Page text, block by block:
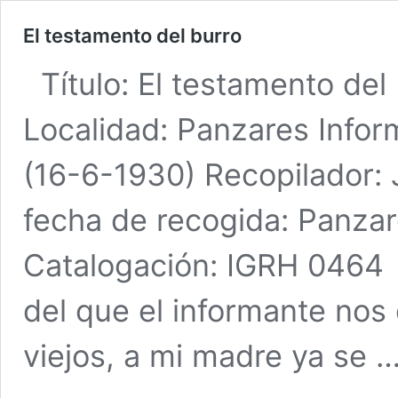
El testamento del burro
Título: El testamento
Localidad: Panzares
(16-6-1930) Recopilador:
fecha de recogida:
Catalogación: IGRH
del que el informante
viejos, a mi madre ya se